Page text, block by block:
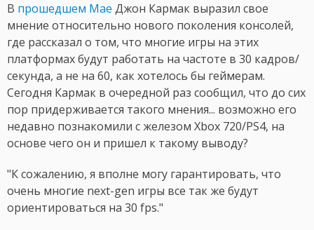
В прошедшем Мае Джон Кармак выразил свое
мнение относительно нового поколения консолей,
где рассказал о том, что многие игры на этих
платформах будут работать на частоте в 30 кадров/
секунда, а не на 60, как хотелось бы геймерам.
Сегодня Кармак в очередной раз сообщил, что до сих
пор придерживается такого мнения... возможно его
недавно познакомили с железом Xbox 720/PS4, на
основе чего он и пришел к такому выводу?
"К сожалению, я вполне могу гарантировать, что
очень многие next-gen игры все так же будут
ориентироваться на 30 fps."